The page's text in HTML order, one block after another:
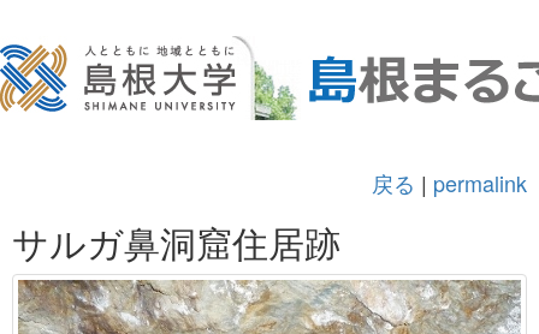
戻る | permalink
サルガ鼻洞窟住居跡